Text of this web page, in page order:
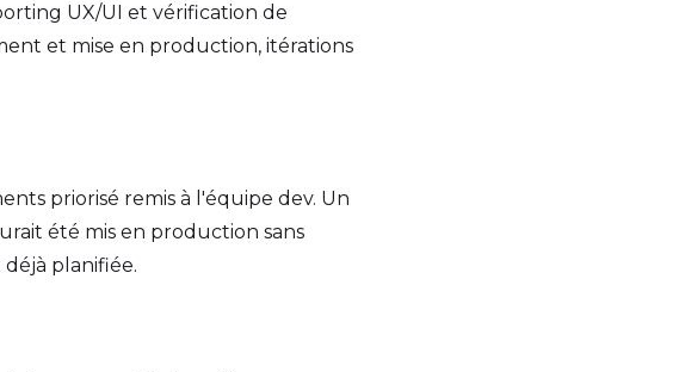
UX/UI et vérification de
et mise en production, itérations
priorisé remis à l'équipe dev. Un
été mis en production sans
planifiée.